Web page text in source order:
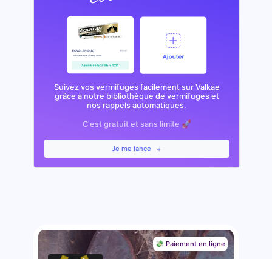
Suivez vos vermifuges facilement sur Valkae
grâce à notre bibliothèque de vermifuges et
nos rappels automatiques.
C'est gratuit et sans limite 🚀
Je me lance
💸 Paiement en ligne